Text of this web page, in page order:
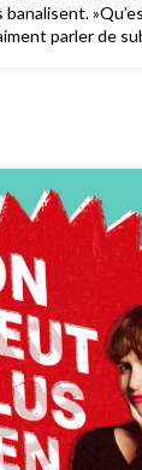
parler de
et du roman
:
de Binge Audio
Grenet.
Générique :
(voix).
Direction des
la rédaction :
Boeri-